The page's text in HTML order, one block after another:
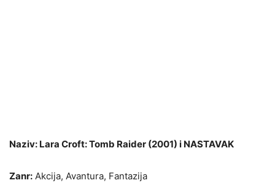
Naziv: Lara Croft: Tomb Raider (2001) i NASTAVAK
Zanr: Akcija, Avantura, Fantazija